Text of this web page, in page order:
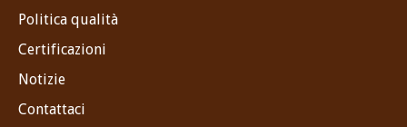
Politica qualità
Certificazioni
Notizie
Contattaci